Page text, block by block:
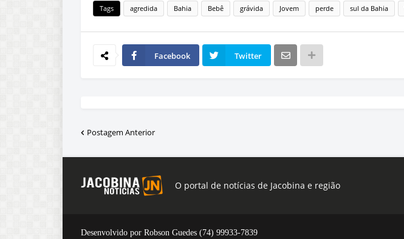
Tags agredida Bahia Bebê grávida Jovem perde sul da Bahia
Facebook Twitter
Postagem Anterior
O portal de notícias de Jacobina e região
Desenvolvido por Robson Guedes (74) 99933-7839